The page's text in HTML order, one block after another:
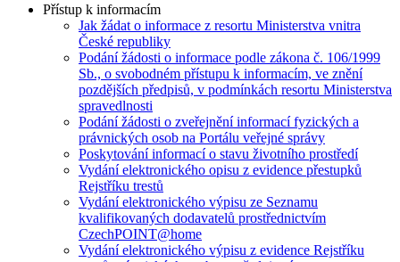
Přístup k informacím
Jak žádat o informace z resortu Ministerstva vnitra
České republiky
Podání žádosti o informace podle zákona č. 106/1999
Sb., o svobodném přístupu k informacím, ve znění
pozdějších předpisů, v podmínkách resortu Ministerstva
spravedlnosti
Podání žádosti o zveřejnění informací fyzických a
právnických osob na Portálu veřejné správy
Poskytování informací o stavu životního prostředí
Vydání elektronického opisu z evidence přestupků
Rejstříku trestů
Vydání elektronického výpisu ze Seznamu
kvalifikovaných dodavatelů prostřednictvím
CzechPOINT@home
Vydání elektronického výpisu z evidence Rejstříku